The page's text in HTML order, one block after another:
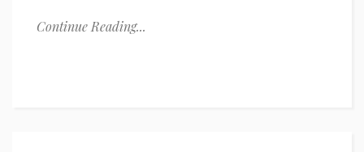
Continue Reading...